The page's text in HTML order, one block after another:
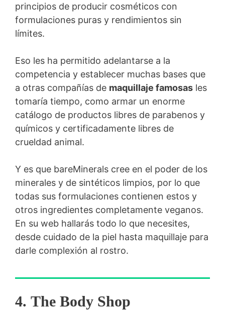
principios de producir cosméticos con
formulaciones puras y rendimientos sin
límites.
Eso les ha permitido adelantarse a la
competencia y establecer muchas bases que
a otras compañías de maquillaje famosas les
tomaría tiempo, como armar un enorme
catálogo de productos libres de parabenos y
químicos y certificadamente libres de
crueldad animal.
Y es que bareMinerals cree en el poder de los
minerales y de sintéticos limpios, por lo que
todas sus formulaciones contienen estos y
otros ingredientes completamente veganos.
En su web hallarás todo lo que necesites,
desde cuidado de la piel hasta maquillaje para
darle complexión al rostro.
4. The Body Shop